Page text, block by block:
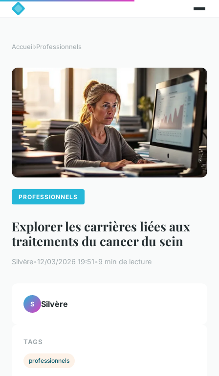
Accueil›Professionnels
PROFESSIONNELS
Explorer les carrières liées aux
traitements du cancer du sein
Silvère•12/03/2026 19:51•9 min de lecture
S Silvère
TAGS
professionnels